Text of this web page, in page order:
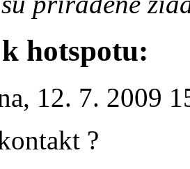
hotspotu:
12. 7. 2009
?